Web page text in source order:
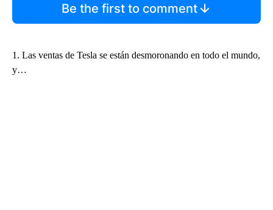
Be the first to comment
1. Las ventas de Tesla se están desmoronando en todo el mundo,
y…